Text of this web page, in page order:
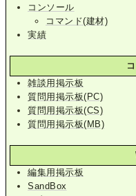
コンソール
コマンド(建材)
実績
雑談用掲示板
質問用掲示板(PC)
質問用掲示板(CS)
質問用掲示板(MB)
編集用掲示板
SandBox